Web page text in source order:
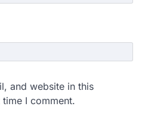
and website in this
I comment.